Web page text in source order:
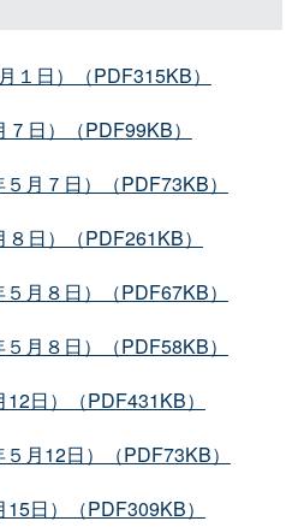
１日）（PDF315KB）
日）（PDF99KB）
月７日）（PDF73KB）
日）（PDF261KB）
月８日）（PDF67KB）
月８日）（PDF58KB）
日）（PDF431KB）
月12日）（PDF73KB）
日）（PDF309KB）